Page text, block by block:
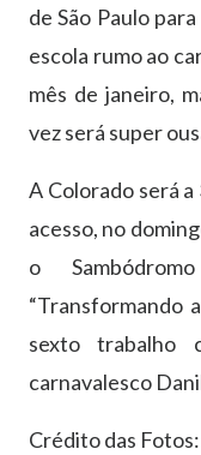
de São Paulo
escola rumo ao
mês de janeiro,
vez será super
A Colorado será
acesso, no
o
“Transformando
sexto trabalho
carnavalesco
Crédito das